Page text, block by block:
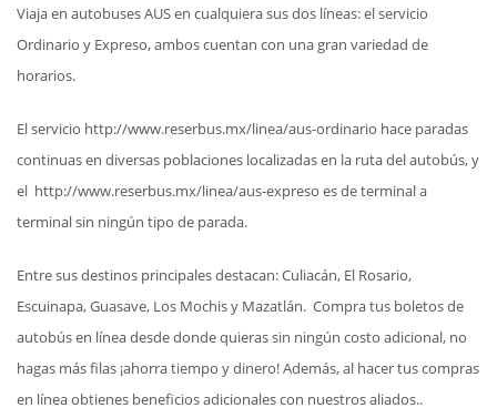
Viaja en autobuses AUS en cualquiera sus dos líneas: el servicio
Ordinario y Expreso, ambos cuentan con una gran variedad de
horarios.
El servicio http://www.reserbus.mx/linea/aus-ordinario hace paradas
continuas en diversas poblaciones localizadas en la ruta del autobús, y
el http://www.reserbus.mx/linea/aus-expreso es de terminal a
terminal sin ningún tipo de parada.
Entre sus destinos principales destacan: Culiacán, El Rosario,
Escuinapa, Guasave, Los Mochis y Mazatlán. Compra tus boletos de
autobús en línea desde donde quieras sin ningún costo adicional, no
hagas más filas ¡ahorra tiempo y dinero! Además, al hacer tus compras
en línea obtienes beneficios adicionales con nuestros aliados..